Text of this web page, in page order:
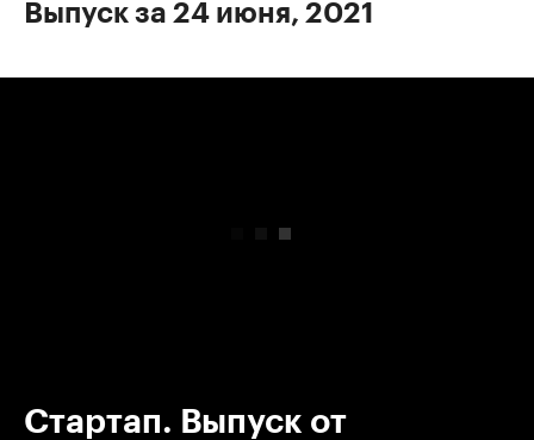
Выпуск за 24 июня, 2021
Стартап. Выпуск от